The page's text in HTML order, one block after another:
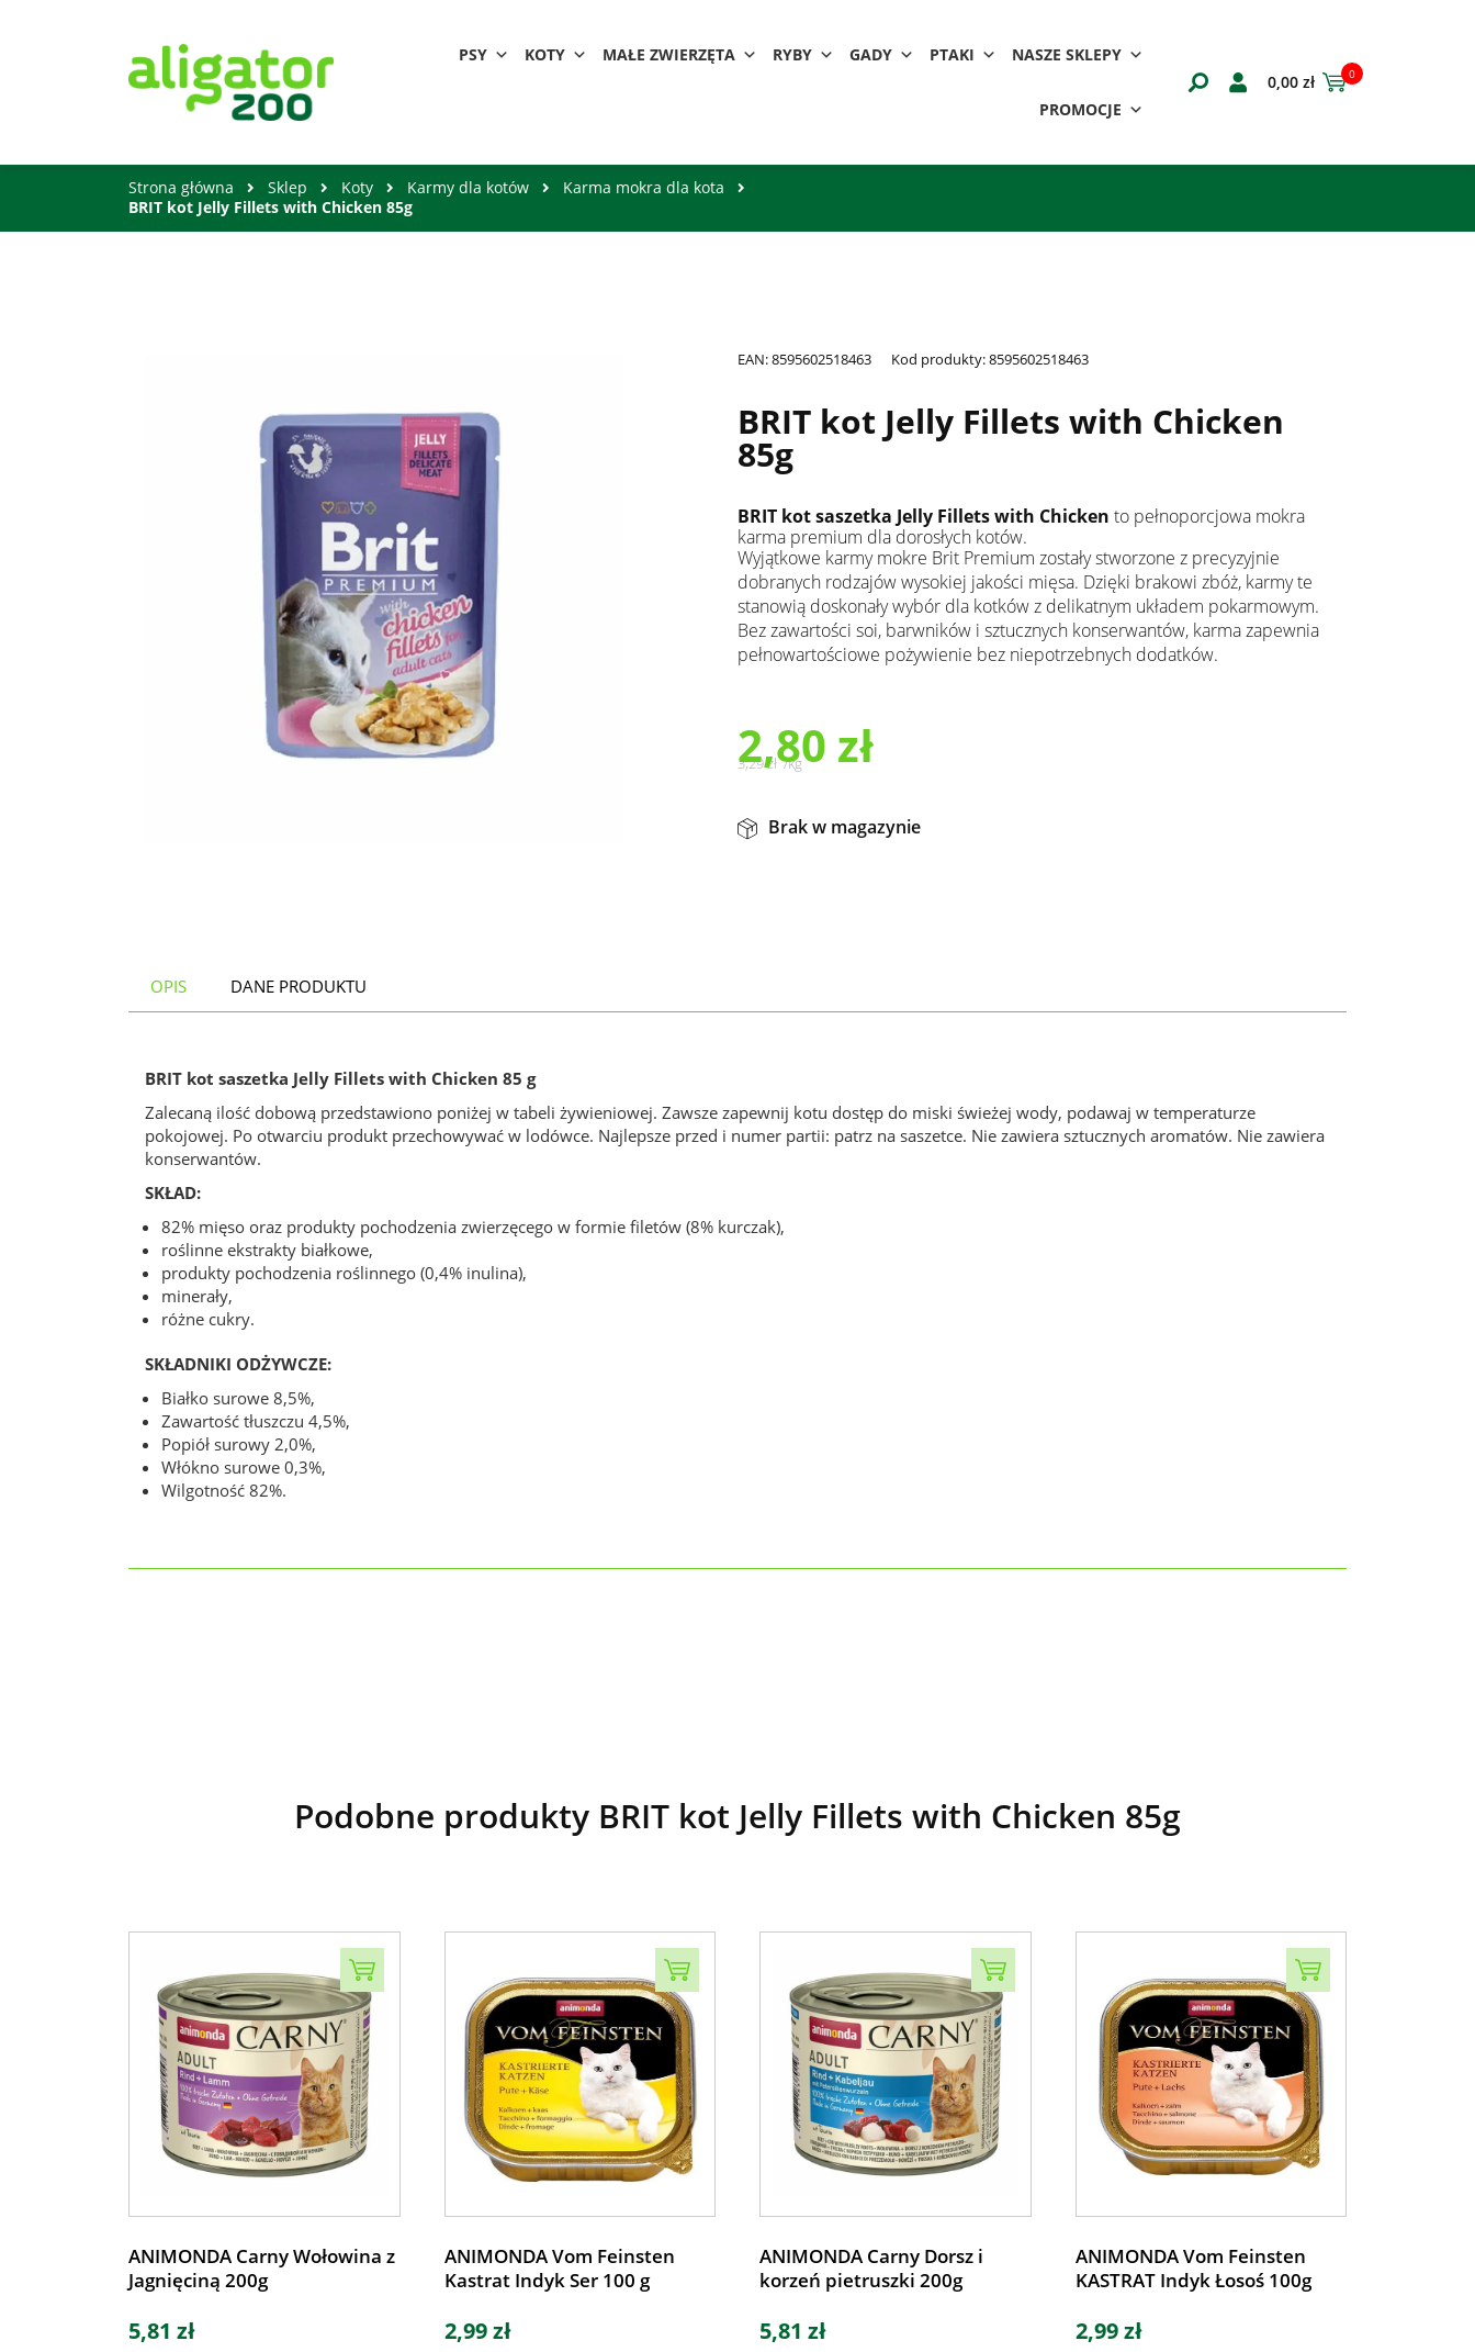
PSY KOTY MAŁE ZWIERZĘTA RYBY GADY PTAKI NASZE SKLEPY
PROMOCJE
0,00 zł 0
Strona główna Sklep Koty Karmy dla kotów
Karma mokra dla kota
BRIT kot Jelly Fillets with Chicken 85g
EAN:8595602518463 Kod produkty:8595602518463
BRIT kot Jelly Fillets with Chicken
85g
BRIT kot saszetka Jelly Fillets with Chicken to pełnoporcjowa mokra
karma premium dla dorosłych kotów.
Wyjątkowe karmy mokre Brit Premium zostały stworzone z precyzyjnie
dobranych rodzajów wysokiej jakości mięsa. Dzięki brakowi zbóż, karmy te
stanowią doskonały wybór dla kotków z delikatnym układem pokarmowym.
Bez zawartości soi, barwników i sztucznych konserwantów, karma zapewnia
pełnowartościowe pożywienie bez niepotrzebnych dodatków.
2,80 zł
3,29zł /kg
Brak w magazynie
OPIS DANE PRODUKTU
BRIT kot saszetka Jelly Fillets with Chicken 85 g
Zalecaną ilość dobową przedstawiono poniżej w tabeli żywieniowej. Zawsze zapewnij kotu dostęp do miski świeżej wody, podawaj w temperaturze
pokojowej. Po otwarciu produkt przechowywać w lodówce. Najlepsze przed i numer partii: patrz na saszetce. Nie zawiera sztucznych aromatów. Nie zawiera
konserwantów.
SKŁAD:
82% mięso oraz produkty pochodzenia zwierzęcego w formie filetów (8% kurczak),
roślinne ekstrakty białkowe,
produkty pochodzenia roślinnego (0,4% inulina),
minerały,
różne cukry.
SKŁADNIKI ODŻYWCZE:
Białko surowe 8,5%,
Zawartość tłuszczu 4,5%,
Popiół surowy 2,0%,
Włókno surowe 0,3%,
Wilgotność 82%.
Podobne produkty BRIT kot Jelly Fillets with Chicken 85g
ANIMONDA Carny Wołowina z
Jagnięciną 200g
5,81 zł
ANIMONDA Vom Feinsten
Kastrat Indyk Ser 100 g
2,99 zł
ANIMONDA Carny Dorsz i
korzeń pietruszki 200g
5,81 zł
ANIMONDA Vom Feinsten
KASTRAT Indyk Łosoś 100g
2,99 zł